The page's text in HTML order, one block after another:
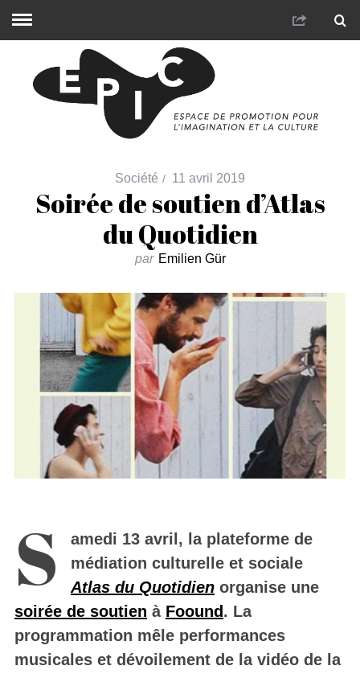
Société 11 avril 2019
Soirée de soutien d’Atlas
du Quotidien
par Emilien Gür
S
amedi 13 avril, la plateforme de
médiation culturelle et sociale
Atlas du Quotidienorganise une
soirée de soutien à Foound. La
programmation mêle performances
musicales et dévoilement de la vidéo de la